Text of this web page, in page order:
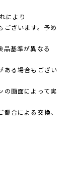
により
ざいます。予め
品基準が異なる
ある場合もござい
の画面によって実
合による交換、